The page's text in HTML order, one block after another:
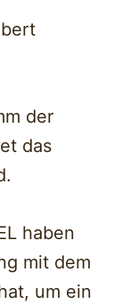
der
das
haben
mit dem
um ein